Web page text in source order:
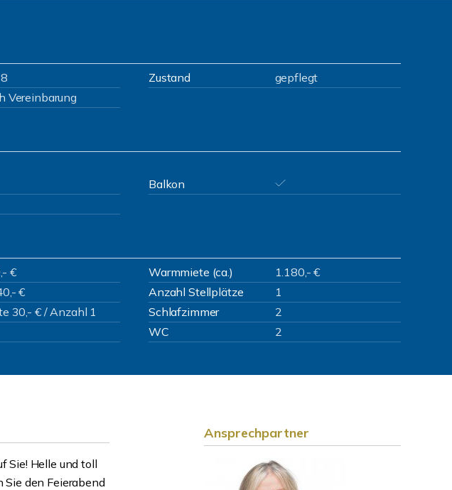
Zustand
gepflegt
Vereinbarung
Balkon
€ Warmmiete (ca.)
1.180,- €
€ Anzahl Stellplätze
1
30,- € / Anzahl 1 Schlafzimmer
2
WC 2
Sie! Helle und toll
den Feierabend
Ansprechpartner